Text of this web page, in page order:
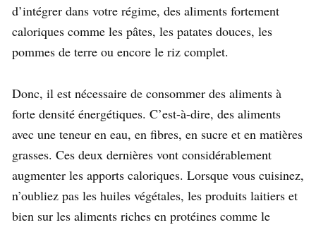
d’intégrer dans votre régime, des aliments fortement
caloriques comme les pâtes, les patates douces, les
pommes de terre ou encore le riz complet.
Donc, il est nécessaire de consommer des aliments à
forte densité énergétiques. C’est-à-dire, des aliments
avec une teneur en eau, en fibres, en sucre et en matières
grasses. Ces deux dernières vont considérablement
augmenter les apports caloriques. Lorsque vous cuisinez,
n’oubliez pas les huiles végétales, les produits laitiers et
bien sur les aliments riches en protéines comme le